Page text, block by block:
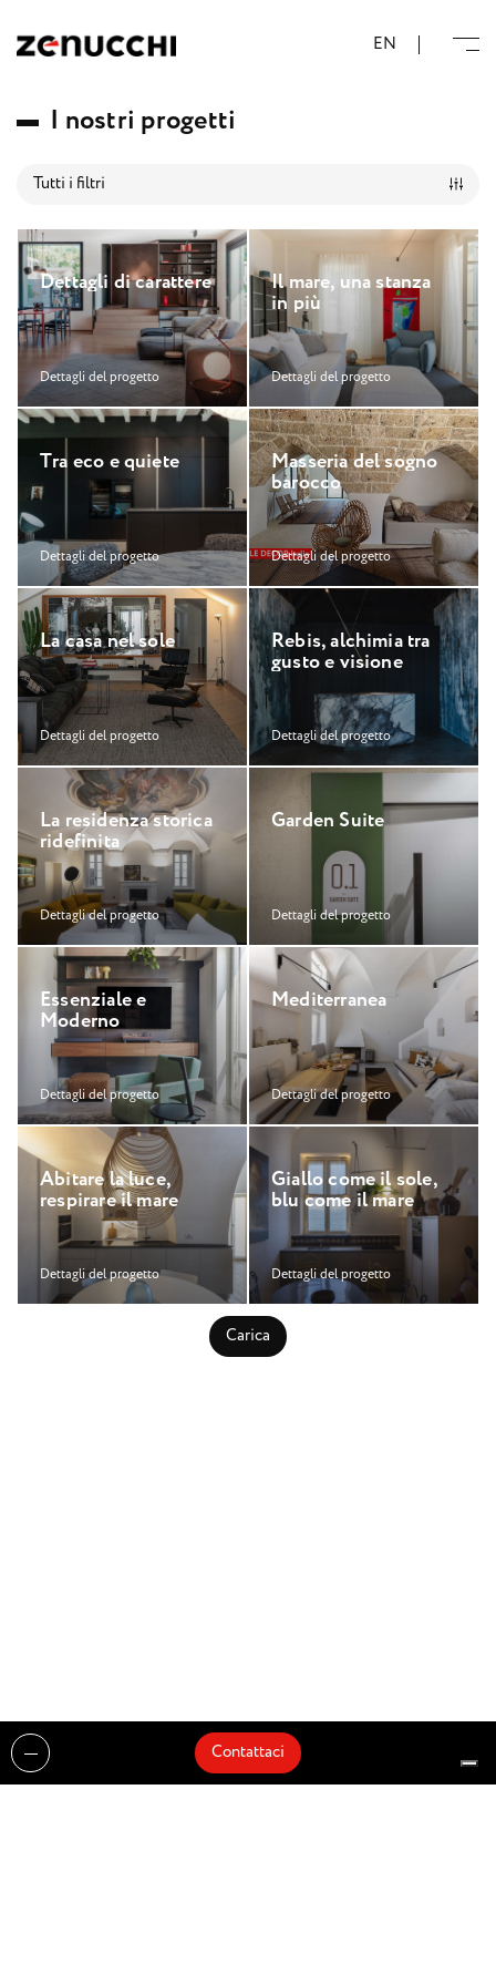
EN
I nostri progetti
Tutti i filtri
Dettagli del progetto
Dettagli dicarattere
Dettagli del progetto
Il mare, unastanza
in più
Dettagli del progetto
Traecoequiete
Dettagli del progetto
Masseriadelsogno
barocco
Dettagli del progetto
Lacasanelsole
Dettagli del progetto
Rebis,alchimiatra
gustoevisione
Dettagli del progetto
La residenzastorica
ridefinita
Dettagli del progetto
Garden Suite
Dettagli del progetto
Essenzialee
Moderno
Dettagli del progetto
Mediterranea
Dettagli del progetto
Abitarelaluce,
respirareilmare
Dettagli del progetto
Giallocomeilsole,
blu comeilmare
Carica
Contattaci